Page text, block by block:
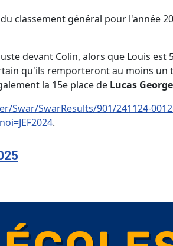
classement général pour l'année
devant Colin, alors que Louis est
qu'ils remporteront au moins
la 15e place de Lucas George
SwarResults/901/241124-
.